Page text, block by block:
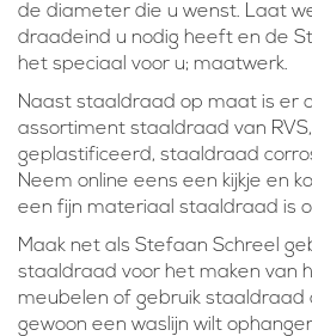
de diameter die u wenst. Laat
draadeind u nodig heeft en de
het speciaal voor u; maatwerk.
Naast staaldraad op maat is er
assortiment staaldraad van
geplastificeerd, staaldraad
Neem online eens een kijkje en
een fijn materiaal staaldraad is
Maak net als Stefaan Schreel
staaldraad voor het maken van
meubelen of gebruik staaldraad
gewoon een waslijn wilt